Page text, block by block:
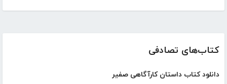
کتاب‌های تصادفی
دانلود کتاب داستان کارآگاهی صفیر